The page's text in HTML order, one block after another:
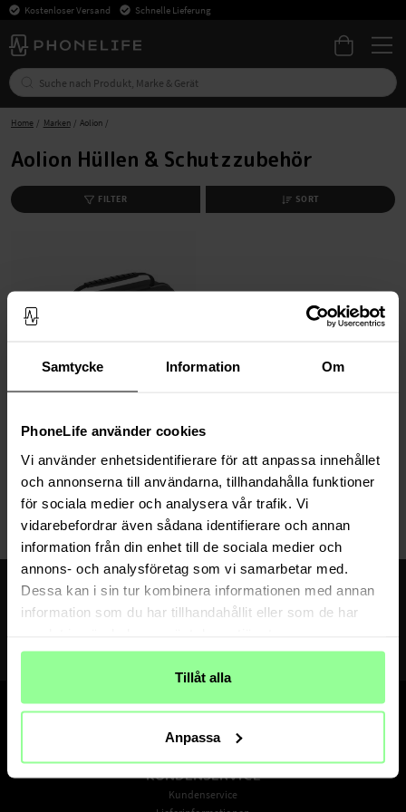
Samtycke Information Om
PhoneLife använder cookies
Vi använder enhetsidentifierare för att anpassa innehållet
och annonserna till användarna, tillhandahålla funktioner
för sociala medier och analysera vår trafik. Vi
vidarebefordrar även sådana identifierare och annan
information från din enhet till de sociala medier och
annons- och analysföretag som vi samarbetar med.
Dessa kan i sin tur kombinera informationen med annan
information som du har tillhandahållit eller som de har
Tillåt alla
Anpassa
Kostenloser Versand Schnelle Lieferung
Home Marken Aolion
Aolion Hüllen & Schutzzubehör
FILTER SORT
PlayStation Portal grau
27,95 €
Erhalte 10% Rabatt auf deinen ersten Einkauf
Melde dich für den Newsletter an, um Neuigkeiten und Angebote zuerst zu
erhalten
Indem du dich anmeldest, akzeptierst du unsere Datenschutzerklärung
KUNDENSERVICE
Kundenservice